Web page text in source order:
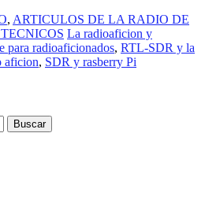
, ARTICULOS DE LA RADIO DE
La radioaficion y
para radioaficionados, RTL-SDR y la
aficion, SDR y rasberry Pi